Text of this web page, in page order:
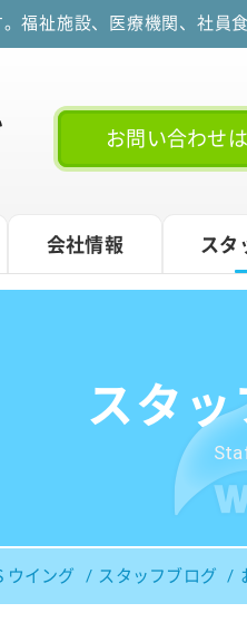
福祉施設、医療機関、社員
お問い合わせ
会社情報 スタ
スタ
ウイング スタッフブログ